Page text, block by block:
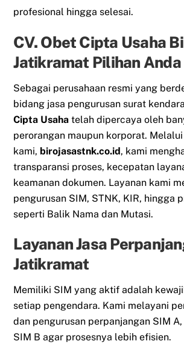
profesional hingga selesai.
CV. Obet Cipta Usaha
Jatikramat Pilihan Anda
Sebagai perusahaan resmi yang
bidang jasa pengurusan surat
Cipta Usaha telah dipercaya oleh
perorangan maupun korporat.
kami, birojasastnk.co.id, kami
transparansi proses, kecepatan
keamanan dokumen. Layanan kami
pengurusan SIM, STNK, KIR, hingga
seperti Balik Nama dan Mutasi.
Layanan Jasa
Jatikramat
Memiliki SIM yang aktif adalah
setiap pengendara. Kami melayani
dan pengurusan perpanjangan SIM
SIM B agar prosesnya lebih efisien.